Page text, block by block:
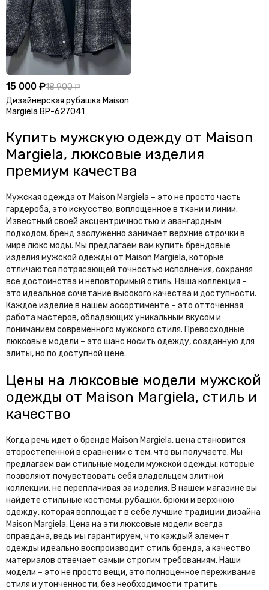
15 000 ₽18 900 ₽
Дизайнерская рубашка Maison
Margiela BP-627041
Купить мужскую одежду от Maison
Margiela, люксовые изделия
премиум качества
Мужская одежда от Maison Margiela – это не просто часть
гардероба, это искусство, воплощенное в ткани и линии.
Известный своей эксцентричностью и авангардным
подходом, бренд заслуженно занимает верхние строчки в
мире люкс моды. Мы предлагаем вам купить брендовые
изделия мужской одежды от Maison Margiela, которые
отличаются потрясающей точностью исполнения, сохраняя
все достоинства и неповторимый стиль. Наша коллекция –
это идеальное сочетание высокого качества и доступности.
Каждое изделие в нашем ассортименте – это отточенная
работа мастеров, обладающих уникальным вкусом и
пониманием современного мужского стиля. Превосходные
люксовые модели – это шанс носить одежду, созданную для
элиты, но по доступной цене.
Цены на люксовые модели мужской
одежды от Maison Margiela, стиль и
качество
Когда речь идет о бренде Maison Margiela, цена становится
второстепенной в сравнении с тем, что вы получаете. Мы
предлагаем вам стильные модели мужской одежды, которые
позволяют почувствовать себя владельцем элитной
коллекции, не переплачивая за изделия. В нашем магазине вы
найдете стильные костюмы, рубашки, брюки и верхнюю
одежду, которая воплощает в себе лучшие традиции дизайна
Maison Margiela. Цена на эти люксовые модели всегда
оправдана, ведь мы гарантируем, что каждый элемент
одежды идеально воспроизводит стиль бренда, а качество
материалов отвечает самым строгим требованиям. Наши
модели – это не просто вещи, это полноценное переживание
стиля и утонченности, без необходимости тратить